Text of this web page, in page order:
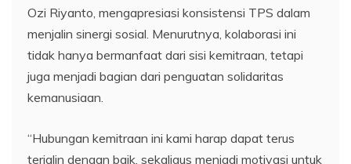
Ozi Riyanto, mengapresiasi konsistensi TPS dalam
menjalin sinergi sosial. Menurutnya, kolaborasi ini
tidak hanya bermanfaat dari sisi kemitraan, tetapi
juga menjadi bagian dari penguatan solidaritas
kemanusiaan.
“Hubungan kemitraan ini kami harap dapat terus
terjalin dengan baik, sekaligus menjadi motivasi untuk